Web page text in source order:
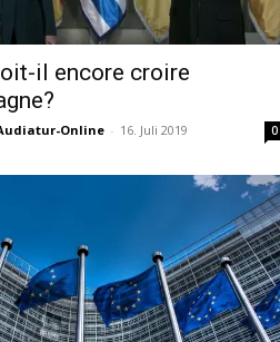
il encore croire
Online - 16. Juli 2019 0